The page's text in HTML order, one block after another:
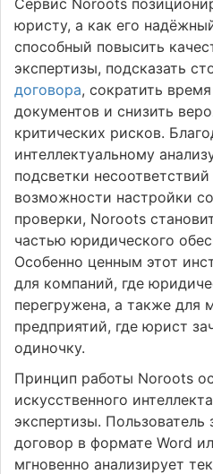
юристу, а как его
способный повысить
экспертизы, подсказать
договора, сократить
документов и снизить
критических рисков.
интеллектуальному
подсветки
возможности настройки
проверки, Noroots
частью юридического
Особенно ценным этот
для компаний, где
перегружена, а также для
предприятий, где юрист
одиночку.
Принцип работы Noroots
искусственного
экспертизы.
договор в формате Word
мгновенно анализирует